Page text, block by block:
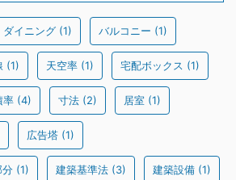
ダイニング (1) バルコニー (1)
(1) 天空率 (1) 宅配ボックス (1)
率 (4) 寸法 (2) 居室 (1)
広告塔 (1)
分 (1) 建築基準法 (3) 建築設備 (1)